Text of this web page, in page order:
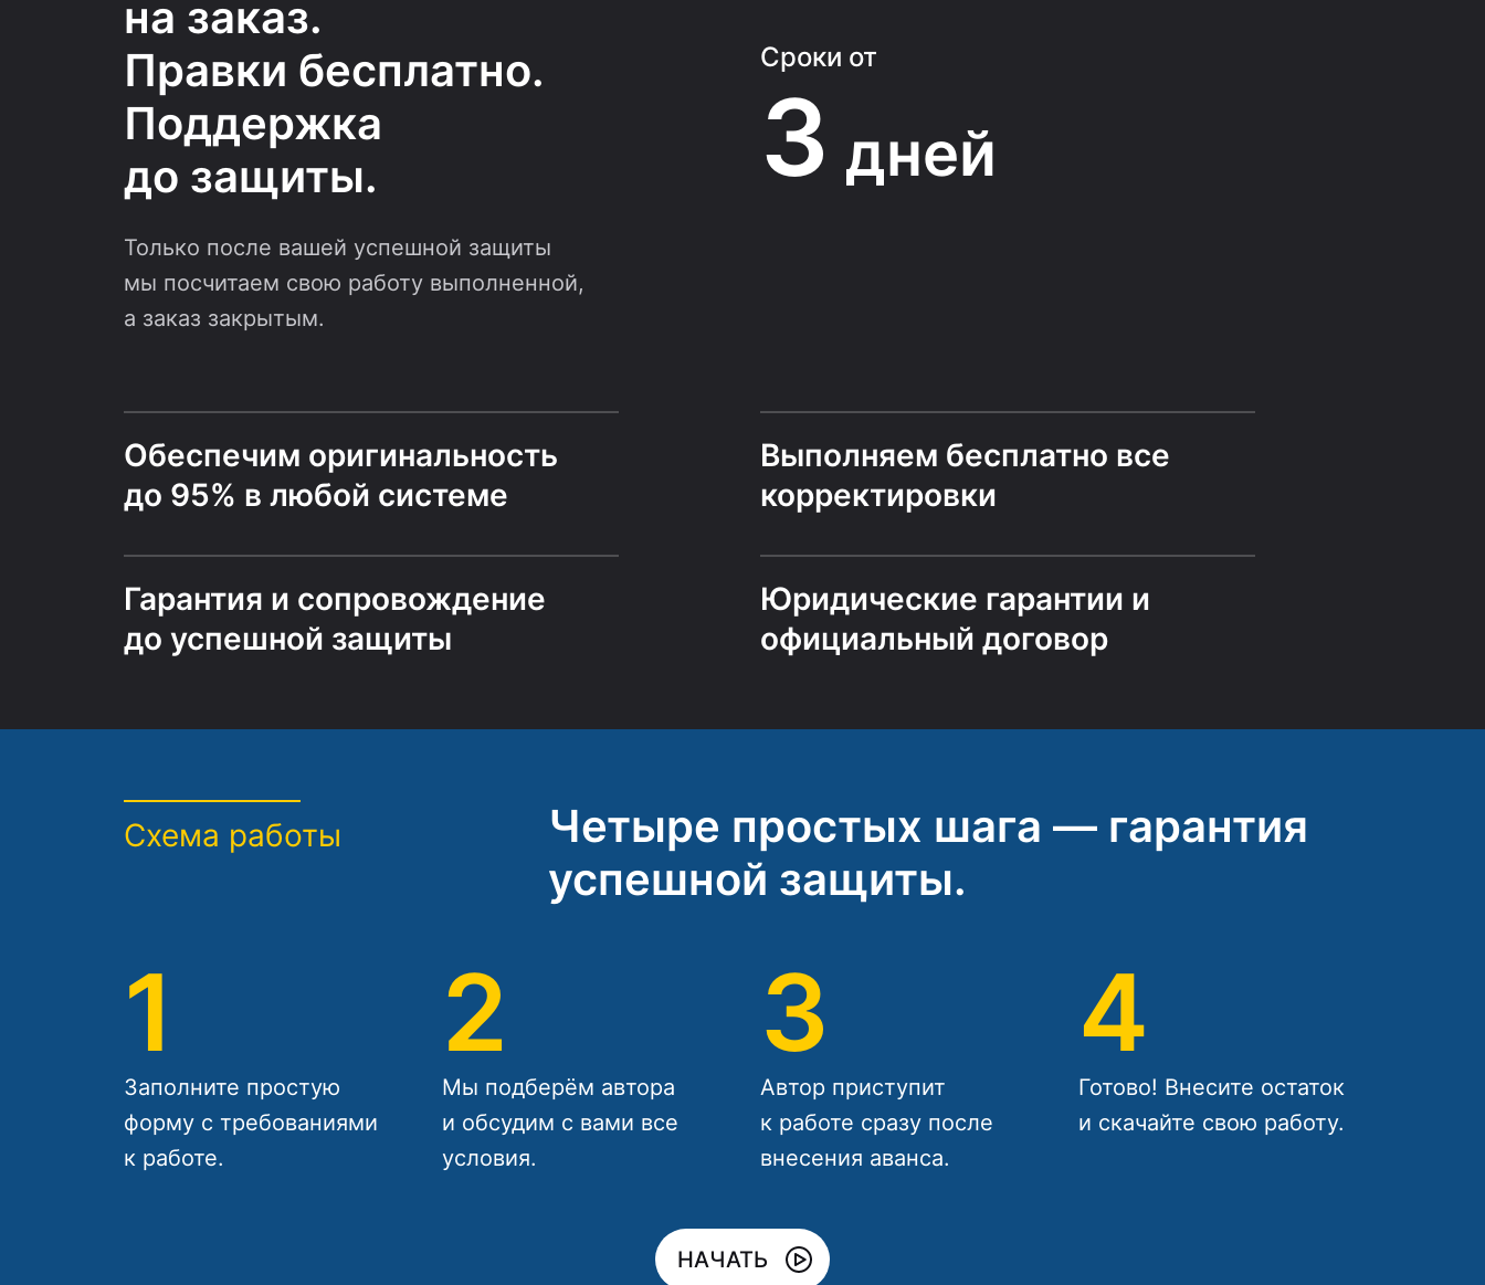
на заказ.
Правки бесплатно.
Поддержка
до защиты.
Только после вашей успешной защиты
мы посчитаем свою работу выполненной,
а заказ закрытым.
Сроки от
3 дней
Обеспечим оригинальность
до 95% в любой системе
Выполняем бесплатно все
корректировки
Гарантия и сопровождение
до успешной защиты
Юридические гарантии и
официальный договор
Схема работы
Четыре простых шага — гарантия
успешной защиты.
1
Заполните простую
форму с требованиями
к работе.
2
Мы подберём автора
и обсудим с вами все
условия.
3
Автор приступит
к работе сразу после
внесения аванса.
4
Готово! Внесите остаток
и скачайте свою работу.
НАЧАТЬ